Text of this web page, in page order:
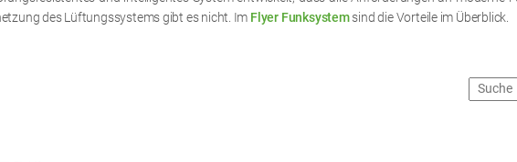
des Lüftungssystems gibt es nicht. Im Flyer Funksystemsind die Vorteile im Überblick.